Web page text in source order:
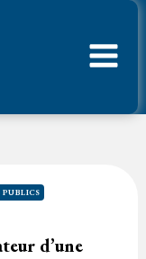
PUBLICS
d’une